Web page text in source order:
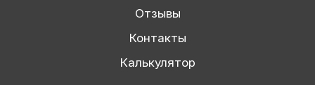
Отзывы
Контакты
Калькулятор